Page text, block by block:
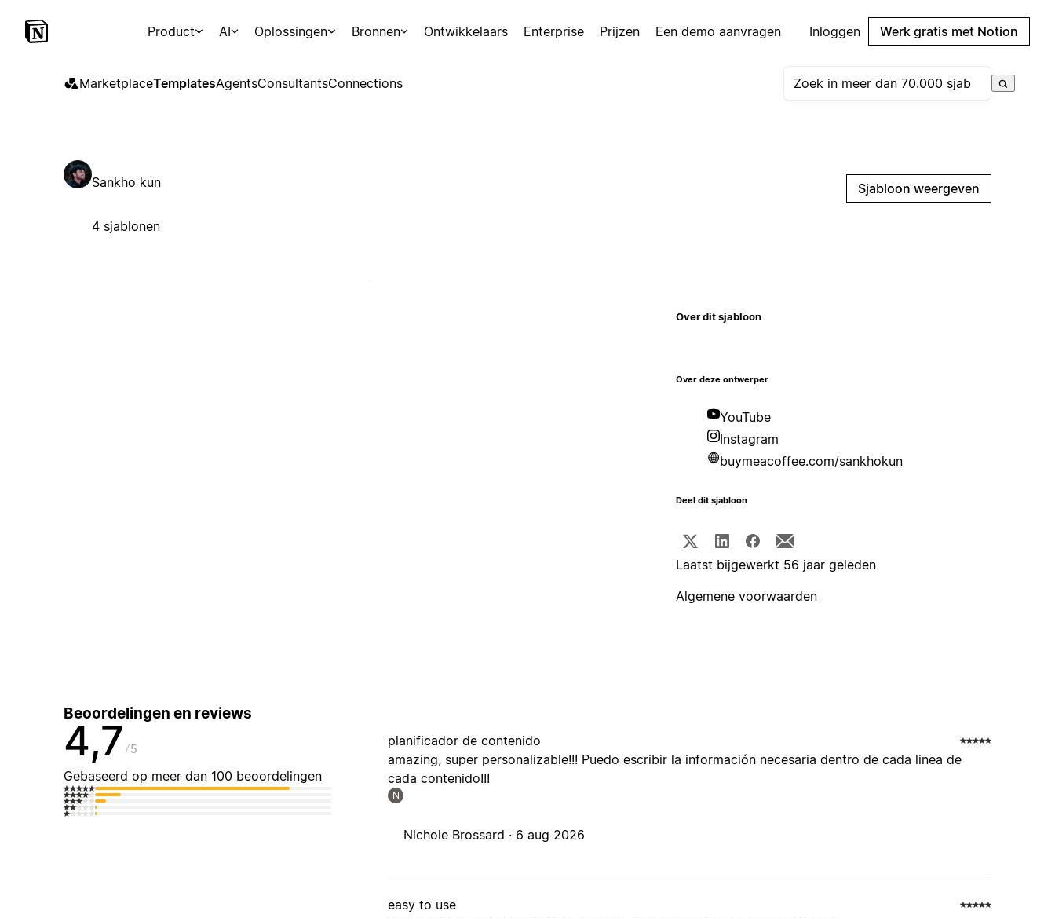
Product AI Oplossingen Bronnen Ontwikkelaars Enterprise Prijzen Een demo aanvragen Inloggen Werk gratis met Notion
MarketplaceTemplatesAgentsConsultantsConnections
Sankho kun
4 sjablonen
Sjabloon weergeven
Over dit sjabloon
Over deze ontwerper
YouTube
Instagram
buymeacoffee.com/sankhokun
Deel dit sjabloon
Laatst bijgewerkt 56 jaar geleden
Algemene voorwaarden
Beoordelingen en reviews
4,7 5
Gebaseerd op meer dan 100 beoordelingen
planificador de contenido
amazing, super personalizable!!! Puedo escribir la información necesaria dentro de cada linea de
cada contenido!!!
N
Nichole Brossard · 6 aug 2026
easy to use